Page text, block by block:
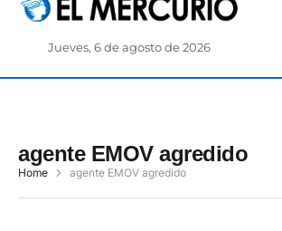
Jueves, 6 de agosto de 2026
agente EMOV agredido
Home agente EMOV agredido